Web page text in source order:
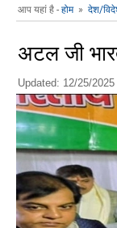
आप यहां है - होम» देश/
अटल जी
Updated: 12/25/